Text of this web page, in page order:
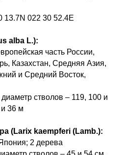
13.7N 022 30 52.4E
alba L.):
часть России,
Казахстан, Средняя Азия,
и Средний Восток,
стволов – 119, 100 и
36 м
(Larix kaempferi (Lamb.):
2 дерева